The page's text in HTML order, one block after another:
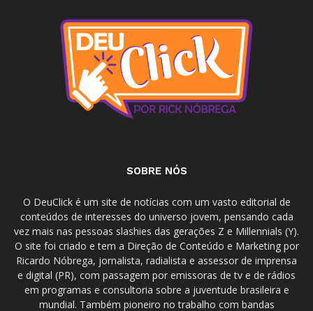
SOBRE NÓS
O DeuClick é um site de notícias com um vasto editorial de
conteúdos de interesses do universo jovem, pensando cada
vez mais nas pessoas slashies das gerações Z e Millennials (Y).
O site foi criado e tem a Direção de Conteúdo e Marketing por
Ricardo Nóbrega, jornalista, radialista e assessor de imprensa
e digital (PR), com passagem por emissoras de tv e de rádios
em programas e consultoria sobre a juventude brasileira e
mundial. Também pioneiro no trabalho com bandas